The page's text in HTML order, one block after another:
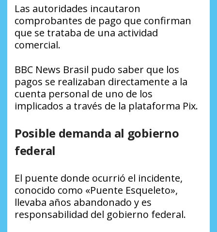
Las autoridades incautaron
comprobantes de pago que confirman
que se trataba de una actividad
comercial.
BBC News Brasil pudo saber que los
pagos se realizaban directamente a la
cuenta personal de uno de los
implicados a través de la plataforma Pix.
Posible demanda al gobierno
federal
El puente donde ocurrió el incidente,
conocido como «Puente Esqueleto»,
llevaba años abandonado y es
responsabilidad del gobierno federal.